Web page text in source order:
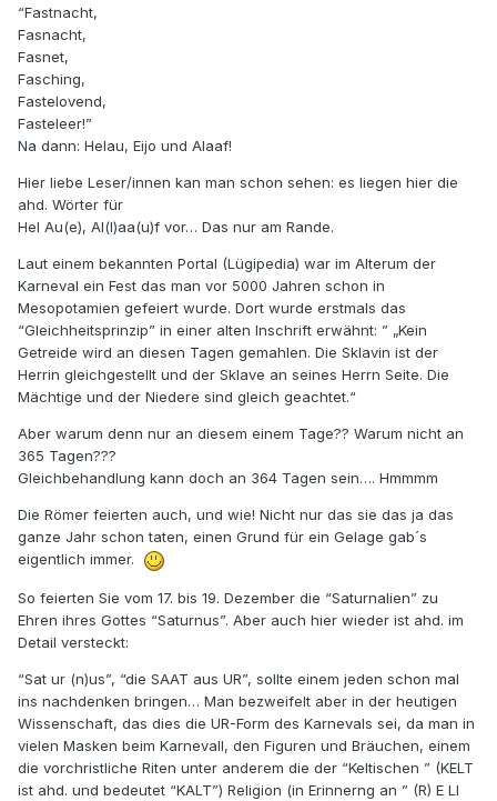
“Fastnacht,
Fasnacht,
Fasnet,
Fasching,
Fastelovend,
Fasteleer!”
Na dann: Helau, Eijo und Alaaf!
Hier liebe Leser/innen kan man schon sehen: es liegen hier die
ahd. Wörter für
Hel Au(e), Al(l)aa(u)f vor… Das nur am Rande.
Laut einem bekannten Portal (Lügipedia) war im Alterum der
Karneval ein Fest das man vor 5000 Jahren schon in
Mesopotamien gefeiert wurde. Dort wurde erstmals das
“Gleichheitsprinzip” in einer alten Inschrift erwähnt: ” „Kein
Getreide wird an diesen Tagen gemahlen. Die Sklavin ist der
Herrin gleichgestellt und der Sklave an seines Herrn Seite. Die
Mächtige und der Niedere sind gleich geachtet.“
Aber warum denn nur an diesem einem Tage?? Warum nicht an
365 Tagen???
Gleichbehandlung kann doch an 364 Tagen sein…. Hmmmm
Die Römer feierten auch, und wie! Nicht nur das sie das ja das
ganze Jahr schon taten, einen Grund für ein Gelage gab´s
eigentlich immer.
So feierten Sie vom 17. bis 19. Dezember die “Saturnalien” zu
Ehren ihres Gottes “Saturnus”. Aber auch hier wieder ist ahd. im
Detail versteckt:
“Sat ur (n)us”, “die SAAT aus UR”, sollte einem jeden schon mal
ins nachdenken bringen… Man bezweifelt aber in der heutigen
Wissenschaft, das dies die UR-Form des Karnevals sei, da man in
vielen Masken beim Karnevall, den Figuren und Bräuchen, einem
die vorchristliche Riten unter anderem die der “Keltischen ” (KELT
ist ahd. und bedeutet “KALT”) Religion (in Erinnerng an ” (R) E LI